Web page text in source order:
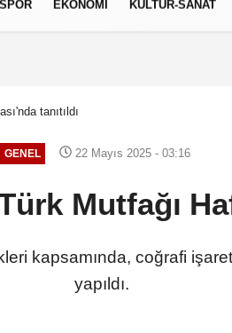
SPOR EKONOMİ KÜLTÜR-SANAT
tanıtıldı
GENEL 22 Mayıs 2025 - 03:16
Mutfağı
kapsamında, coğrafi
yapıldı.